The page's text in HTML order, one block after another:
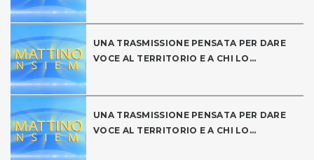
UNA TRASMISSIONE PENSATA PER DARE
VOCE AL TERRITORIO E A CHI LO...
UNA TRASMISSIONE PENSATA PER DARE
VOCE AL TERRITORIO E A CHI LO...